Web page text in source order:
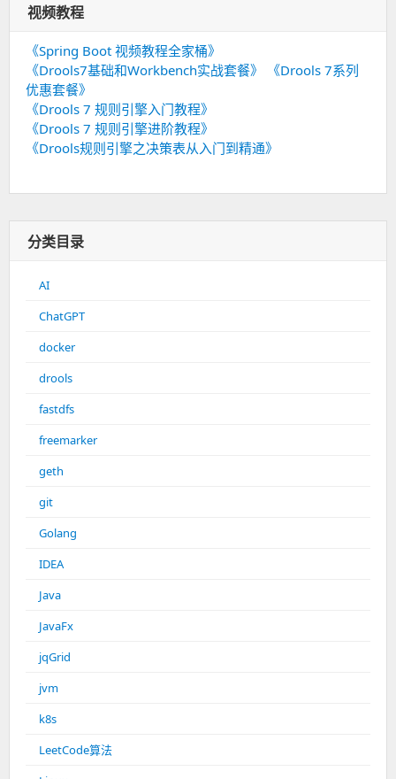
视频教程
《Spring Boot 视频教程全家桶》
《Drools7基础和Workbench实战套餐》
《Drools 7系列
优惠套餐》
《Drools 7 规则引擎入门教程》
《Drools 7 规则引擎进阶教程》
《Drools规则引擎之决策表从入门到精通》
分类目录
AI
ChatGPT
docker
drools
fastdfs
freemarker
geth
git
Golang
IDEA
Java
JavaFx
jqGrid
jvm
k8s
LeetCode算法